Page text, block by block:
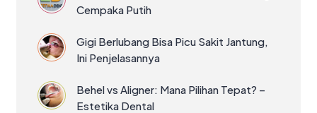
Cempaka Putih
Gigi Berlubang Bisa Picu Sakit Jantung,
Ini Penjelasannya
Behel vs Aligner: Mana Pilihan Tepat? –
Estetika Dental